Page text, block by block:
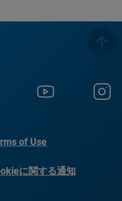
of Use
に関する通知